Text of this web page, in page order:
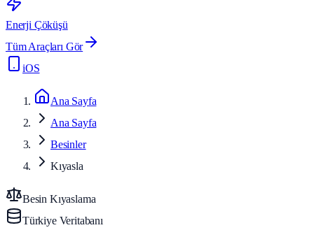
Enerji Çöküşü
Tüm Araçları Gör
iOS
Ana Sayfa
Ana Sayfa
Besinler
Kıyasla
Besin Kıyaslama
Türkiye Veritabanı